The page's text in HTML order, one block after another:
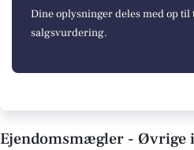
Dine oplysninger deles med op
salgsvurdering.
Ejendomsmægler - Øvrige